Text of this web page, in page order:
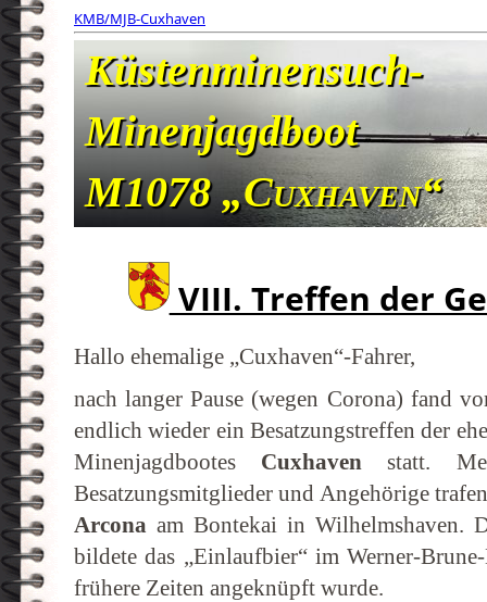
KMB/MJB-Cuxhaven
Küstenminensuch-
Minenjagdboot
M1078„Cuxhaven“
VIII. Treffen der
Hallo ehemalige „Cuxhaven“-Fahrer,
nach langer Pause (wegen Corona) fand
endlich wieder ein Besatzungstreffen der
Minenjagdbootes Cuxhaven statt.
Besatzungsmitglieder und Angehörige
Arcona am Bontekai in Wilhelmshaven.
bildete das „Einlaufbier“ im Werner-
frühere Zeiten angeknüpft wurde.